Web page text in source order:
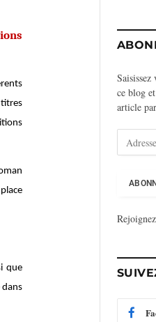
titres
que
dans
ce blog
article
e
m
a